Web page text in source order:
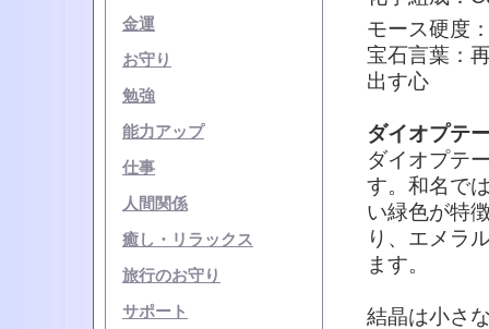
金運
お守り
勉強
能力アップ
仕事
人間関係
癒し・リラックス
旅行のお守り
サポート
モース硬度
宝石言葉：
出す心
ダイオプテ
ダイオプテ
す。和名で
い緑色が特
り、エメラ
ます。
結晶は小さ